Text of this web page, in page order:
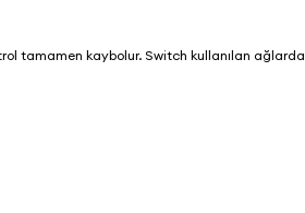
tamamen kaybolur. Switch kullanılan ağlarda